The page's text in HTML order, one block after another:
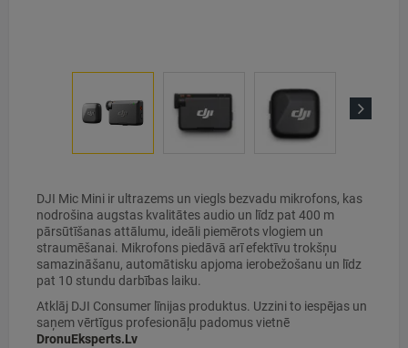
DJI Mic Mini ir ultrazems un viegls bezvadu mikrofons, kas
nodrošina augstas kvalitātes audio un līdz pat 400 m
pārsūtīšanas attālumu, ideāli piemērots vlogiem un
straumēšanai. Mikrofons piedāvā arī efektīvu trokšņu
samazināšanu, automātisku apjoma ierobežošanu un līdz
pat 10 stundu darbības laiku.
Atklāj DJI Consumer līnijas produktus. Uzzini to iespējas un
saņem vērtīgus profesionāļu padomus vietnē
DronuEksperts.Lv